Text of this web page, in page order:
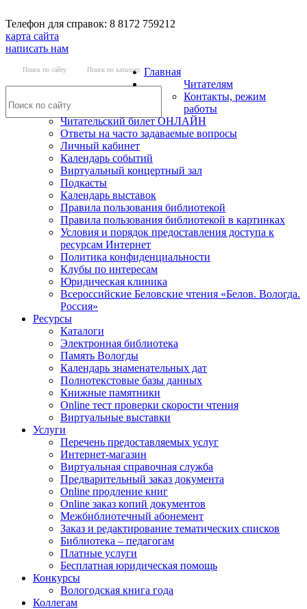
Телефон для справок: 8 8172 759212
карта сайта
написать нам
Поиск по сайту Поиск по каталогу Главная
Читателям
Контакты, режим
работы
Читательский билет ОНЛАЙН
Ответы на часто задаваемые вопросы
Личный кабинет
Календарь событий
Виртуальный концертный зал
Подкасты
Календарь выставок
Правила пользования библиотекой
Правила пользования библиотекой в картинках
Условия и порядок предоставления доступа к
ресурсам Интернет
Политика конфиденциальности
Клубы по интересам
Юридическая клиника
Всероссийские Беловские чтения «Белов. Вологда.
Россия»
Ресурсы
Каталоги
Электронная библиотека
Память Вологды
Календарь знаменательных дат
Полнотекстовые базы данных
Книжные памятники
Online тест проверки скорости чтения
Виртуальные выставки
Услуги
Перечень предоставляемых услуг
Интернет-магазин
Виртуальная справочная служба
Предварительный заказ документа
Online продление книг
Online заказ копий документов
Межбиблиотечный абонемент
Заказ и редактирование тематических списков
Библиотека – педагогам
Платные услуги
Бесплатная юридическая помощь
Конкурсы
Вологодская книга года
Коллегам